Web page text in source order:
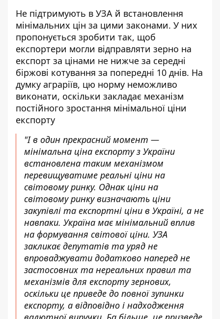
Не підтримують в УЗА й встановлення
мінімальних цін за цими законами. У них
пропонується зробити так, щоб
експортери могли відправляти зерно на
експорт за цінами не нижче за середні
біржові котування за попередні 10 днів. На
думку аграріїв, цю норму неможливо
виконати, оскільки закладає механізм
постійного зростання мінімальної ціни
експорту
"І в один прекрасний момент —
мінімальна ціна експорту з України
встановлена таким механізмом
перевищуватиме реальні ціни на
світовому ринку. Однак ціни на
світовому ринку визначають ціни
закупівлі та експортні ціни в Україні, а не
навпаки. Україна має мінімальний вплив
на формування світової ціни. УЗА
закликає депутатів та уряд не
впроваджувати додатково наперед не
застосовних та нереальних правил та
механізмів для експорту зернових,
оскільки це приведе до повної зупинки
експорту, а відповідно і надходження